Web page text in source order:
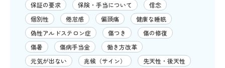
保証の要求
保険・手当について
信念
個別性
倦怠感 偏頭痛
健康な睡眠
偽性アルドステロン症
傷つき
傷の修復
傷暑
傷病手当金
働き方改革
元気が出ない
兆候（サイン）
先天性・後天性